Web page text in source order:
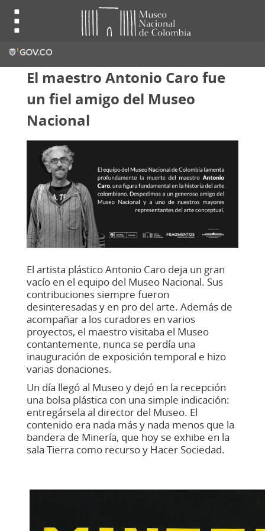
El maestro Antonio Caro fue
un fiel amigo del Museo
Nacional
El artista plástico Antonio Caro deja un gran
vacío en el equipo del Museo Nacional. Sus
contribuciones siempre fueron
desinteresadas y en pro del arte. Además de
acompañar a los curadores en varios
proyectos, el maestro visitaba el Museo
contantemente, nunca se perdía una
inauguración de exposición temporal e hizo
varias donaciones.
Un día llegó al Museo y dejó en la recepción
una bolsa plástica con una simple indicación:
entregársela al director del Museo. El
contenido era nada más y nada menos que la
bandera de Minería, que hoy se exhibe en la
sala Tierra como recurso y Hacer Sociedad.